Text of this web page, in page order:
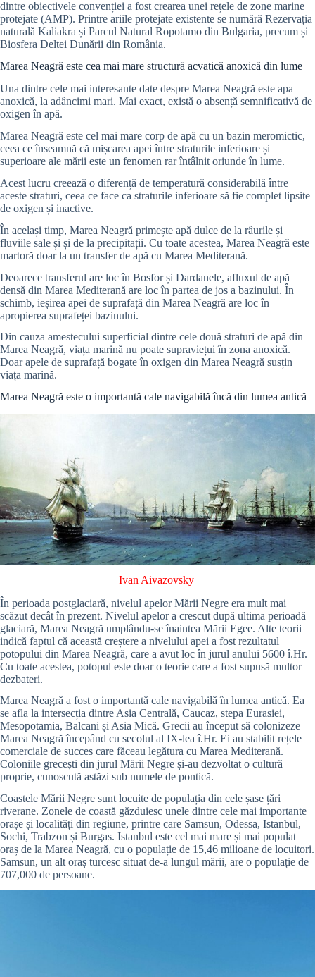
dintre obiectivele convenției a fost crearea unei rețele de zone marine
protejate (AMP). Printre ariile protejate existente se numără Rezervația
naturală Kaliakra și Parcul Natural Ropotamo din Bulgaria, precum și
Biosfera Deltei Dunării din România.
Marea Neagră este cea mai mare structură acvatică anoxică din lume
Una dintre cele mai interesante date despre Marea Neagră este apa
anoxică, la adâncimi mari. Mai exact, există o absență semnificativă de
oxigen în apă.
Marea Neagră este cel mai mare corp de apă cu un bazin meromictic,
ceea ce înseamnă că mișcarea apei între straturile inferioare și
superioare ale mării este un fenomen rar întâlnit oriunde în lume.
Acest lucru creează o diferență de temperatură considerabilă între
aceste straturi, ceea ce face ca straturile inferioare să fie complet lipsite
de oxigen și inactive.
În același timp, Marea Neagră primește apă dulce de la râurile și
fluviile sale și și de la precipitații. Cu toate acestea, Marea Neagră este
martoră doar la un transfer de apă cu Marea Mediterană.
Deoarece transferul are loc în Bosfor și Dardanele, afluxul de apă
densă din Marea Mediterană are loc în partea de jos a bazinului. În
schimb, ieșirea apei de suprafață din Marea Neagră are loc în
apropierea suprafeței bazinului.
Din cauza amestecului superficial dintre cele două straturi de apă din
Marea Neagră, viața marină nu poate supraviețui în zona anoxică.
Doar apele de suprafață bogate în oxigen din Marea Neagră susțin
viața marină.
Marea Neagră este o importantă cale navigabilă încă din lumea antică
Ivan Aivazovsky
În perioada postglaciară, nivelul apelor Mării Negre era mult mai
scăzut decât în prezent. Nivelul apelor a crescut după ultima perioadă
glaciară, Marea Neagră umplându-se înaintea Mării Egee. Alte teorii
indică faptul că această creștere a nivelului apei a fost rezultatul
potopului din Marea Neagră, care a avut loc în jurul anului 5600 î.Hr.
Cu toate acestea, potopul este doar o teorie care a fost supusă multor
dezbateri.
Marea Neagră a fost o importantă cale navigabilă în lumea antică. Ea
se afla la intersecția dintre Asia Centrală, Caucaz, stepa Eurasiei,
Mesopotamia, Balcani și Asia Mică. Grecii au început să colonizeze
Marea Neagră începând cu secolul al IX-lea î.Hr. Ei au stabilit rețele
comerciale de succes care făceau legătura cu Marea Mediterană.
Coloniile grecești din jurul Mării Negre și-au dezvoltat o cultură
proprie, cunoscută astăzi sub numele de pontică.
Coastele Mării Negre sunt locuite de populația din cele șase țări
riverane. Zonele de coastă găzduiesc unele dintre cele mai importante
orașe și localități din regiune, printre care Samsun, Odessa, Istanbul,
Sochi, Trabzon și Burgas. Istanbul este cel mai mare și mai populat
oraș de la Marea Neagră, cu o populație de 15,46 milioane de locuitori.
Samsun, un alt oraș turcesc situat de-a lungul mării, are o populație de
707,000 de persoane.